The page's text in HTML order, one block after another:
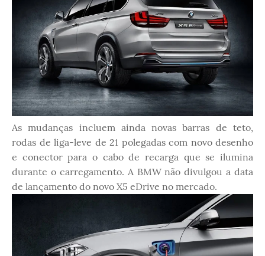
As mudanças incluem ainda novas barras de teto,
rodas de liga-leve de 21 polegadas com novo desenho
e conector para o cabo de recarga que se ilumina
durante o carregamento. A BMW não divulgou a data
de lançamento do novo X5 eDrive no mercado.